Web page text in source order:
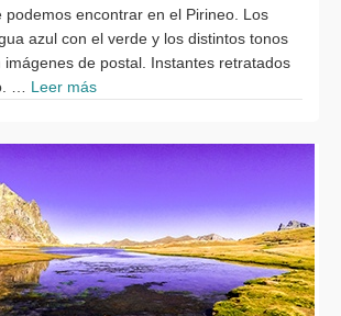
podemos encontrar en el Pirineo. Los
azul con el verde y los distintos tonos
imágenes de postal. Instantes retratados
… Leer más